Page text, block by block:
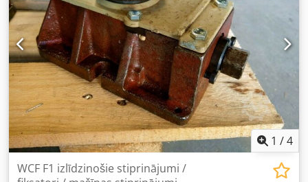
1 /4
WCF F1 izlīdzinošie stiprinājumi /